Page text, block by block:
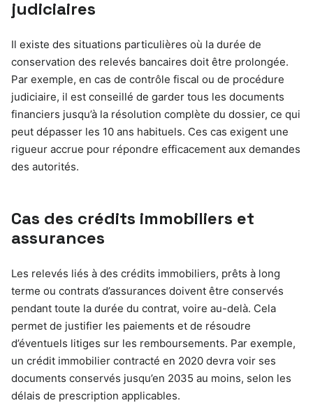
judiciaires
Il existe des situations particulières où la durée de
conservation des relevés bancaires doit être prolongée.
Par exemple, en cas de contrôle fiscal ou de procédure
judiciaire, il est conseillé de garder tous les documents
financiers jusqu’à la résolution complète du dossier, ce qui
peut dépasser les 10 ans habituels. Ces cas exigent une
rigueur accrue pour répondre efficacement aux demandes
des autorités.
Cas des crédits immobiliers et
assurances
Les relevés liés à des crédits immobiliers, prêts à long
terme ou contrats d’assurances doivent être conservés
pendant toute la durée du contrat, voire au-delà. Cela
permet de justifier les paiements et de résoudre
d’éventuels litiges sur les remboursements. Par exemple,
un crédit immobilier contracté en 2020 devra voir ses
documents conservés jusqu’en 2035 au moins, selon les
délais de prescription applicables.